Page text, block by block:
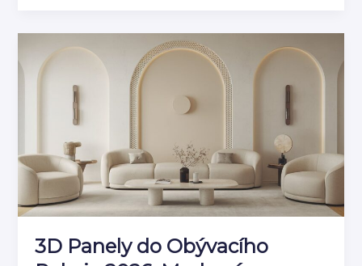
dalšími
výzdoby
3D Panely do Obývacího